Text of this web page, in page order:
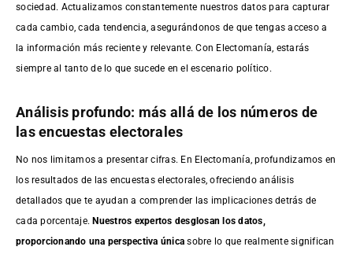
sociedad. Actualizamos constantemente nuestros datos para capturar
cada cambio, cada tendencia, asegurándonos de que tengas acceso a
la información más reciente y relevante. Con Electomanía, estarás
siempre al tanto de lo que sucede en el escenario político.
Análisis profundo: más allá de los números de
las encuestas electorales
No nos limitamos a presentar cifras. En Electomanía, profundizamos en
los resultados de las encuestas electorales, ofreciendo análisis
detallados que te ayudan a comprender las implicaciones detrás de
cada porcentaje.Nuestros expertos desglosan los datos,
proporcionando una perspectiva única sobre lo que realmente significan